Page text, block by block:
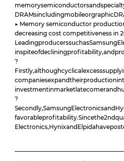
▶ Memory semiconductor
decreasing cost competitiveness in
?
?